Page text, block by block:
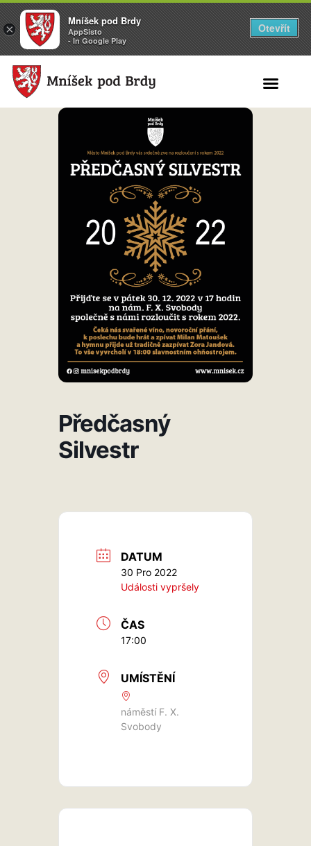
Předčasný
Silvestr
DATUM
30 Pro 2022
Události vypršely
ČAS
17:00
UMÍSTĚNÍ
náměstí F. X.
Svobody
×
Mníšek pod Brdy
AppSisto
- In Google Play
Otevřít